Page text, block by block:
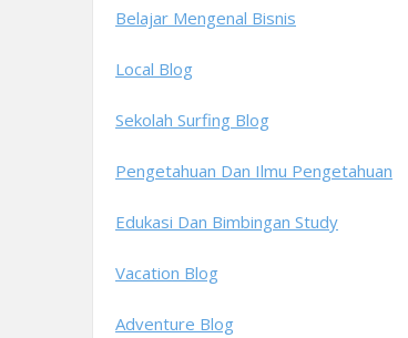
Belajar Mengenal Bisnis
Local Blog
Sekolah Surfing Blog
Pengetahuan Dan Ilmu Pengetahuan
Edukasi Dan Bimbingan Study
Vacation Blog
Adventure Blog